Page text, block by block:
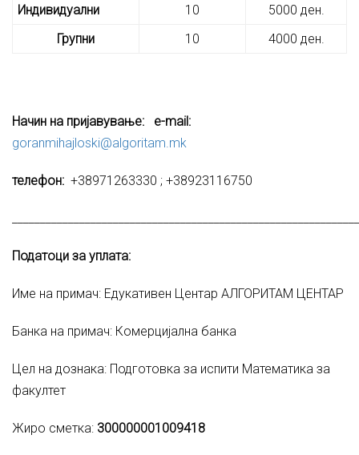
Индивидуални
10
5000 ден.
Групни
10 4000 ден.
Начин на пријавување:
e-mail:
goranmihajloski@algoritam.mk
телефон: +38971263330 ; +38923116750
Податоци за уплата:
Име на примач: Едукативен Центар АЛГОРИТАМ ЦЕНТАР
Банка на примач: Комерцијална банка
Цел на дознака: Подготовка за испити Математика за
факултет
Жиро сметка: 300000001009418